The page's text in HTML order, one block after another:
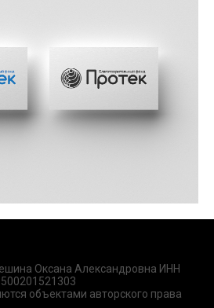
Оксана Александровна ИНН
500201521303
объектами авторского права